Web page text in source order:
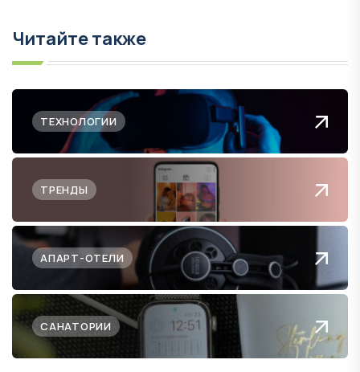
Читайте также
ТЕХНОЛОГИИ
ТРЕНДЫ
АПАРТ-ОТЕЛИ
САНАТОРИИ